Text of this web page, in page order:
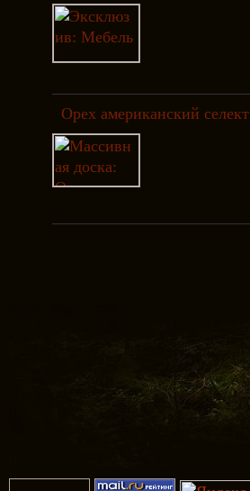
Орех американский селект